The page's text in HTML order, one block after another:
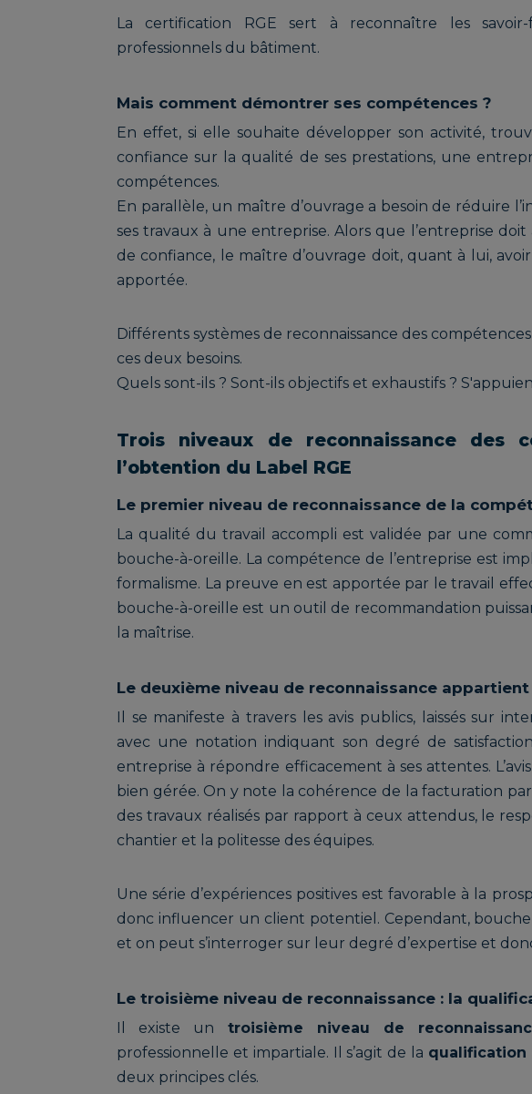
La certification RGE sert à reconnaître les
professionnels du bâtiment.
Mais comment démontrer ses compétences ?
En effet, si elle souhaite développer son activité,
confiance sur la qualité de ses prestations, une
compétences.
En parallèle, un maître d’ouvrage a besoin de réduire
ses travaux à une entreprise. Alors que l’entreprise
de confiance, le maître d’ouvrage doit, quant à lui,
apportée.
Différents systèmes de reconnaissance des
ces deux besoins.
Quels sont-ils ? Sont-ils objectifs et exhaustifs ?
Trois niveaux de reconnaissance des
l’obtention du Label RGE
Le premier niveau de reconnaissance de la
La qualité du travail accompli est validée par une
bouche-à-oreille. La compétence de l’entreprise est
formalisme. La preuve en est apportée par le travail
bouche-à-oreille est un outil de recommandation
la maîtrise.
Le deuxième niveau de reconnaissance
Il se manifeste à travers les avis publics, laissés sur
avec une notation indiquant son degré de
entreprise à répondre efficacement à ses attentes.
bien gérée. On y note la cohérence de la facturation
des travaux réalisés par rapport à ceux attendus, le
chantier et la politesse des équipes.
Une série d’expériences positives est favorable à la
donc influencer un client potentiel. Cependant,
et on peut s’interroger sur leur degré d’expertise et
Le troisième niveau de reconnaissance : la
Il existe un troisième niveau de
professionnelle et impartiale. Il s’agit de la qualification
deux principes clés.